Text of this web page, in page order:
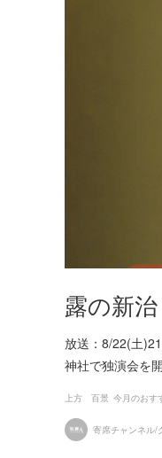
露の新
放送：8/22(土
神社で独演会を
上方 百景 今月のおす
寄席チャンネル/